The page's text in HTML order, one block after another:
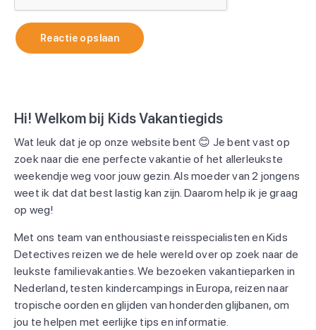
Reactie opslaan
Hi! Welkom bij Kids Vakantiegids
Wat leuk dat je op onze website bent 😊 Je bent vast op
zoek naar die ene perfecte vakantie of het allerleukste
weekendje weg voor jouw gezin. Als moeder van 2 jongens
weet ik dat dat best lastig kan zijn. Daarom help ik je graag
op weg!
Met ons team van enthousiaste reisspecialisten en Kids
Detectives reizen we de hele wereld over op zoek naar de
leukste familievakanties. We bezoeken vakantieparken in
Nederland, testen kindercampings in Europa, reizen naar
tropische oorden en glijden van honderden glijbanen, om
jou te helpen met eerlijke tips en informatie.